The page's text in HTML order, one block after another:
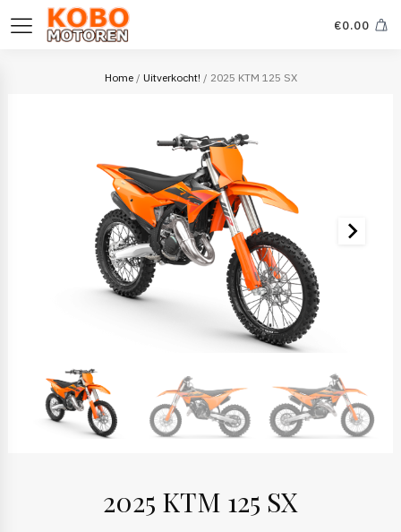
€0.00
Home/ Uitverkocht! / 2025 KTM 125 SX
2025 KTM 125 SX